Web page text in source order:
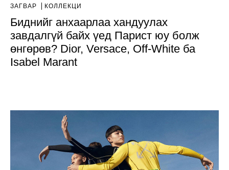
ЗАГВАР КОЛЛЕКЦИ
Биднийг анхаарлаа хандуулах
завдалгүй байх үед Парист юу болж
өнгөрөв? Dior, Versace, Off-White ба
Isabel Marant